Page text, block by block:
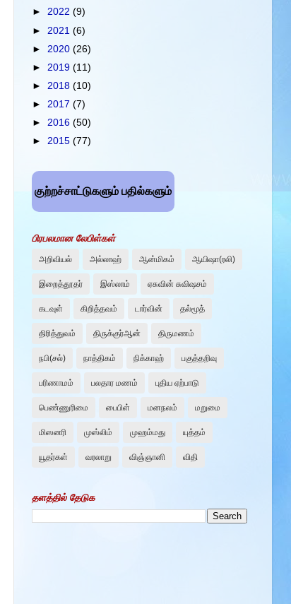
► 2022 (9)
► 2021 (6)
► 2020 (26)
► 2019 (11)
► 2018 (10)
► 2017 (7)
► 2016 (50)
► 2015 (77)
குற்றச்சாட்டுகளும் பதில்களும்
பிரபலமான லேபிள்கள்
அறிவியல் அல்லாஹ் ஆன்மிகம் ஆயிஷா(ரலி)
இறைத்தூதர் இஸ்லாம் ஏசுவின் சுவிஷசம்
கடவுள் கிறித்தவம் டார்வின் தல்மூத்
திரித்துவம் திருக்குர்ஆன் திருமணம்
நபி(சல்) நாத்திகம் நிக்காஹ் பகுத்தறிவு
பரிணாமம் பலதார மணம் புதிய ஏற்பாடு
பெண்ணுரிமை பைபிள் மனநலம் மறுமை
மிஸனரி முஸ்லிம் முஹம்மது யுத்தம்
யூதர்கள் வரலாறு விஞ்ஞானி விதி
தளத்தில் தேடுக